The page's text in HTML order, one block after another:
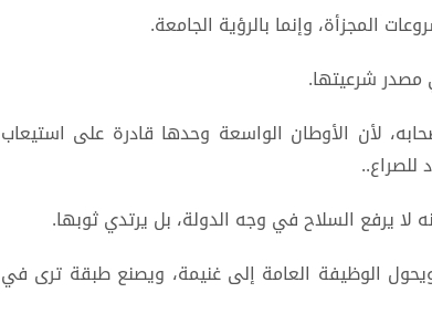
المجزأة، وإنما بالرؤية الجامعة.
مصدر شرعيتها.
لأن الأوطان الواسعة وحدها قادرة على استيعاب
للصراع..
لا يرفع السلاح في وجه الدولة، بل يرتدي ثوبها.
الوظيفة العامة إلى غنيمة، ويصنع طبقة ترى في